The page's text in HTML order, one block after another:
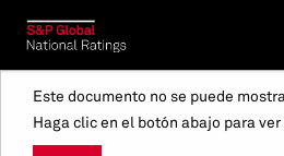
Este documento no se puede
Haga clic en el botón abajo para